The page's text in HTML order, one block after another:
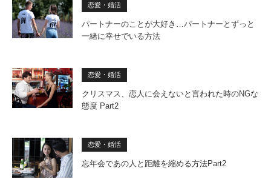
恋愛・婚活
パートナーのことが大好き…パートナーとずっと
一緒に幸せでいる方法
恋愛・婚活
クリスマス、恋人に会えないと言われた時のNGな
態度 Part2
恋愛・婚活
忘年会であの人と距離を縮める方法Part2